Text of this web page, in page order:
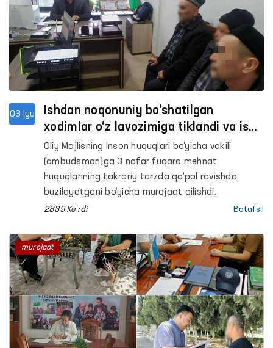
03 Iyu
Ishdan noqonuniy bo‘shatilgan
xodimlar o‘z lavozimiga tiklandi va ish
beruvchidan salkam 50 mln so‘m
undirildi
Oliy Majlisning Inson huquqlari bo‘yicha vakili
(ombudsman)ga 3 nafar fuqaro mehnat
huquqlarining takroriy tarzda qo‘pol ravishda
buzilayotgani bo‘yicha murojaat qilishdi.
2839 Ko'rdi Batafsil
murojaat